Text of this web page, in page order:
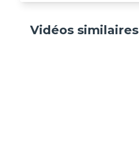
Vidéos similaires
de Florent Mollet